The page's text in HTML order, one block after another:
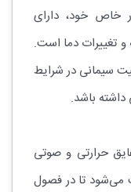
خاص خود، دارای
و تغییرات دما است.
سیمانی در شرایط
باشد.
حرارتی و صوتی
تا در فصول